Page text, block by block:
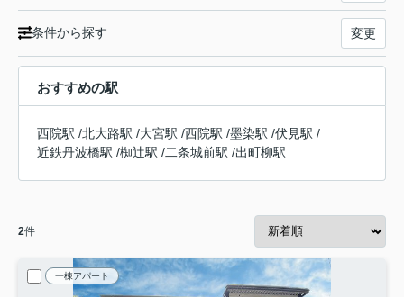
条件から探す 変更
おすすめの駅
西院駅 /北大路駅 /大宮駅 /西院駅 /墨染駅 /伏見駅 /
近鉄丹波橋駅 /椥辻駅 /二条城前駅 /出町柳駅
2件
一棟アパート